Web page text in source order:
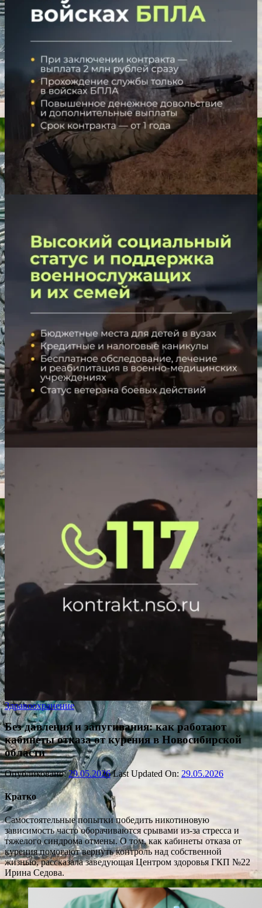
Здравоохранение
Без давления и запугивания: как работают
кабинеты отказа от курения в Новосибирской
области
Опубликовано:29.05.2026 Last Updated On: 29.05.2026
Кратко
Самостоятельные попытки победить никотиновую
зависимость часто оборачиваются срывами из-за стресса и
тяжелого синдрома отмены. О том, как кабинеты отказа от
курения помогают вернуть контроль над собственной
жизнью, рассказала заведующая Центром здоровья ГКП №22
Ирина Седова.